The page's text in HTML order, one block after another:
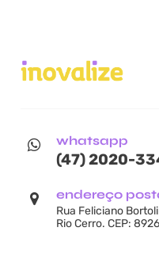
whatsapp
(47) 2020-
endereço
Rua Feliciano
Rio Cerro. CEP: